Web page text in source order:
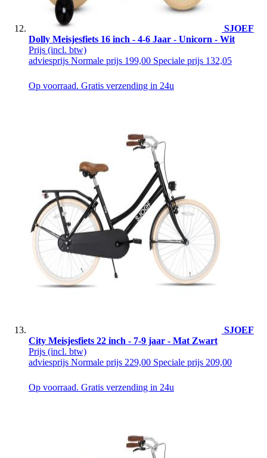
SJOEF
Dolly Meisjesfiets 16 inch - 4-6 Jaar - Unicorn - Wit
Prijs (incl. btw)
adviesprijs Normale prijs 199,00 Speciale prijs 132,05
Op voorraad. Gratis verzending in 24u
SJOEF
City Meisjesfiets 22 inch - 7-9 jaar - Mat Zwart
Prijs (incl. btw)
adviesprijs Normale prijs 229,00 Speciale prijs 209,00
Op voorraad. Gratis verzending in 24u